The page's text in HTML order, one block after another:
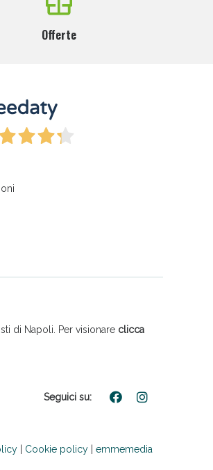
Offerte
di Napoli. Per visionare clicca
Seguici su:
Cookie policy emmemedia